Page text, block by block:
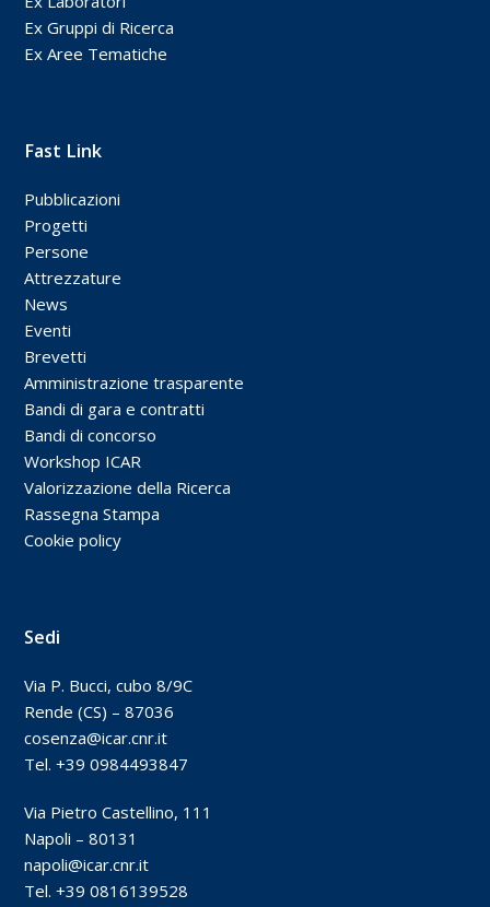
Ex Gruppi di Ricerca
Ex Aree Tematiche
Fast Link
Pubblicazioni
Progetti
Persone
Attrezzature
News
Eventi
Brevetti
Amministrazione trasparente
Bandi di gara e contratti
Bandi di concorso
Workshop ICAR
Valorizzazione della Ricerca
Rassegna Stampa
Cookie policy
Sedi
Via P. Bucci, cubo 8/9C
Rende (CS) – 87036
cosenza@icar.cnr.it
Tel. +39 0984493847
Via Pietro Castellino, 111
Napoli – 80131
napoli@icar.cnr.it
Tel. +39 0816139528